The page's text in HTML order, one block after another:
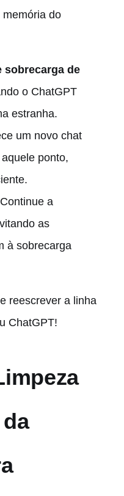
do
sobrecarga de
o ChatGPT
estranha.
um novo chat
ponto,
a
as
à sobrecarga
reescrever a linha
ChatGPT!